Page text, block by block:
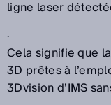
ligne laser
.
Cela signifie que
3D prêtes à
3Dvision d’IMS